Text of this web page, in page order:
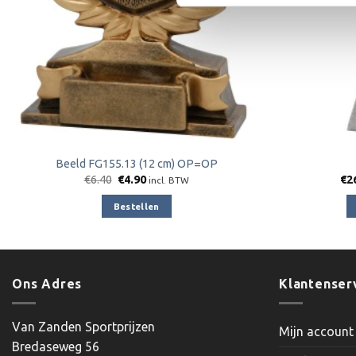
Beeld FG155.13 (12 cm) OP=OP
€6.40 Oorspronkelijke
was:
€6.40.
€4.90Huidige
is:
€4.90.
incl. BTW
Bestellen
€
Ons Adres
Van Zanden Sportprijzen
Bredaseweg 56
Mijn account